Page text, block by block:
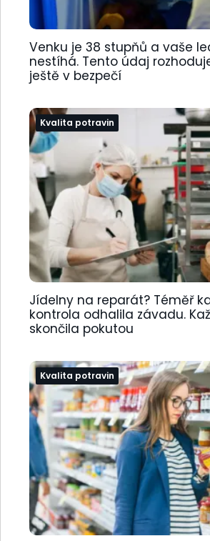
Venku je 38 stupňů a vaše
nestíhá. Tento údaj
ještě v bezpečí
Kvalita potravin
Jídelny na reparát? Téměř
kontrola odhalila závadu.
skončila pokutou
Kvalita potravin